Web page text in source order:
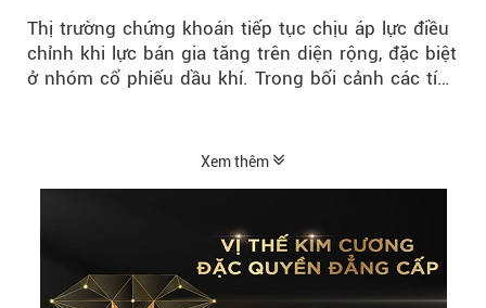
Thị trường chứng khoán tiếp tục chịu áp lực điều
chỉnh khi lực bán gia tăng trên diện rộng, đặc biệt
ở nhóm cổ phiếu dầu khí. Trong bối cảnh các tín
Xem thêm